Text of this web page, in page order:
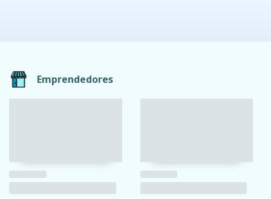
Emprendedores